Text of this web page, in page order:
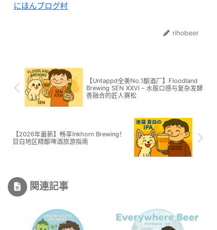
にほんブログ村
rihobeer
【Untappd全美No.1酿酒厂】Floodland
Brewing SEN XXVI – 水般口感与复杂发酵
香融合的匠人赛松
【2026年最新】畅享Inkhorn Brewing！
目白地区精酿啤酒旅游指南
関連記事